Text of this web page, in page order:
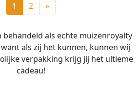
1 2 »
behandeld als echte muizenroyalty
als zij het kunnen, kunnen wij
verpakking krijg jij het ultieme
cadeau!